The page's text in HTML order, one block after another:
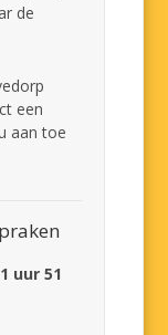
de
een
aan toe
uur 51